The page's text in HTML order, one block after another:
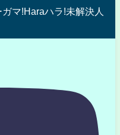
マ!Haraハラ!未解決人